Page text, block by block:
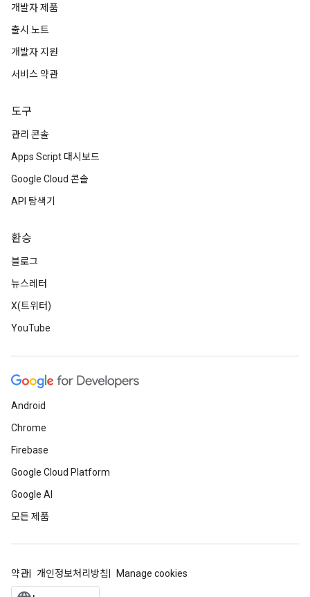
개발자 제품
출시 노트
개발자 지원
서비스 약관
도구
관리 콘솔
Apps Script 대시보드
Google Cloud 콘솔
API 탐색기
환승
블로그
뉴스레터
X(트위터)
YouTube
Android
Chrome
Firebase
Google Cloud Platform
Google AI
모든 제품
약관 개인정보처리방침 Manage cookies